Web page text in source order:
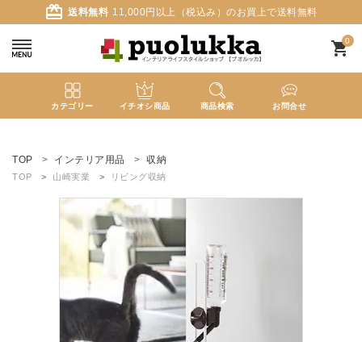
card_giftcard 送料無料 11,000円以上（税込み）のお買上で送料無料
0
shopping_cart
カテゴリー イチオシ商品 商品検索 お問合せ
ようこそ ゲスト 様
ログイン person 新規会員登録
search
TOP インテリア用品 収納
TOP 山崎実業 リビング収納